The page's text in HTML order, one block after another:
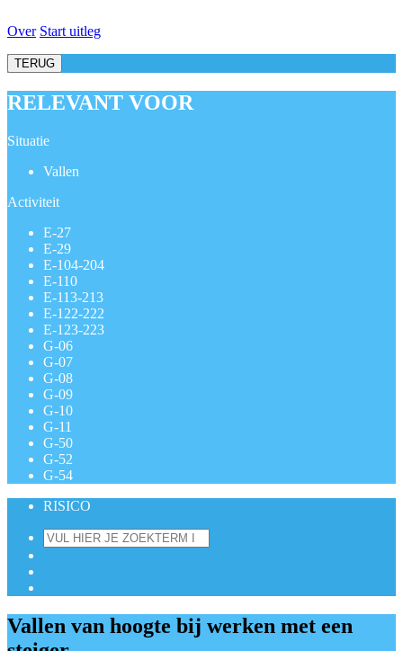
Over Start uitleg
TERUG
RELEVANT VOOR
Situatie
Vallen
Activiteit
E-27
E-29
E-104-204
E-110
E-113-213
E-122-222
E-123-223
G-06
G-07
G-08
G-09
G-10
G-11
G-50
G-52
G-54
RISICO
Vallen van hoogte bij werken met een